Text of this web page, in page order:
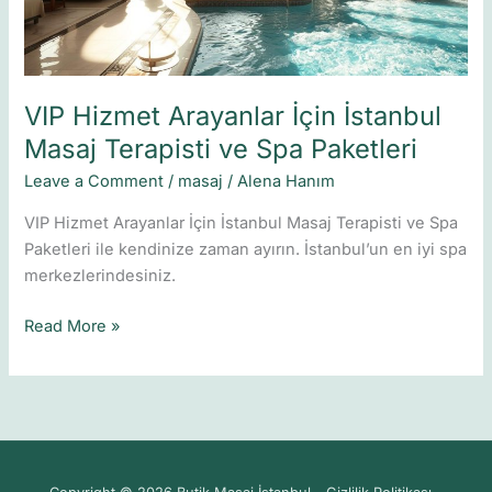
VIP Hizmet Arayanlar İçin İstanbul
Masaj Terapisti ve Spa Paketleri
Leave a Comment / masaj /Alena Hanım
VIP Hizmet Arayanlar İçin İstanbul Masaj Terapisti ve Spa
Paketleri ile kendinize zaman ayırın. İstanbul’un en iyi spa
merkezlerindesiniz.
ve
Spa
Paketleri
Read More »